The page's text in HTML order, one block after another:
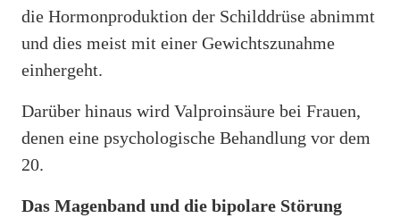
die Hormonproduktion der Schilddrüse abnimmt
und dies meist mit einer Gewichtszunahme
einhergeht.
Darüber hinaus wird Valproinsäure bei Frauen,
denen eine psychologische Behandlung vor dem
20.
Das Magenband und die bipolare Störung